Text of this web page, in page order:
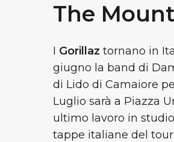
The
I Gorillaz tornano in
giugno la band di
di Lido di Camaiore
Luglio sarà a Piazza
ultimo lavoro in
tappe italiane del